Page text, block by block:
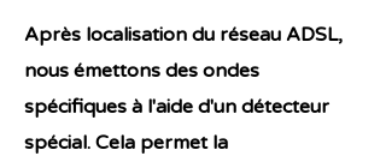
Après localisation du réseau ADSL,
nous émettons des ondes
spécifiques à l'aide d'un détecteur
spécial. Cela permet la